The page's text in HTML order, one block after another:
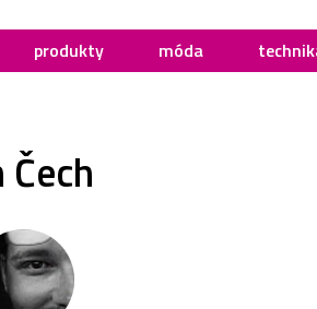
produkty móda
Čech